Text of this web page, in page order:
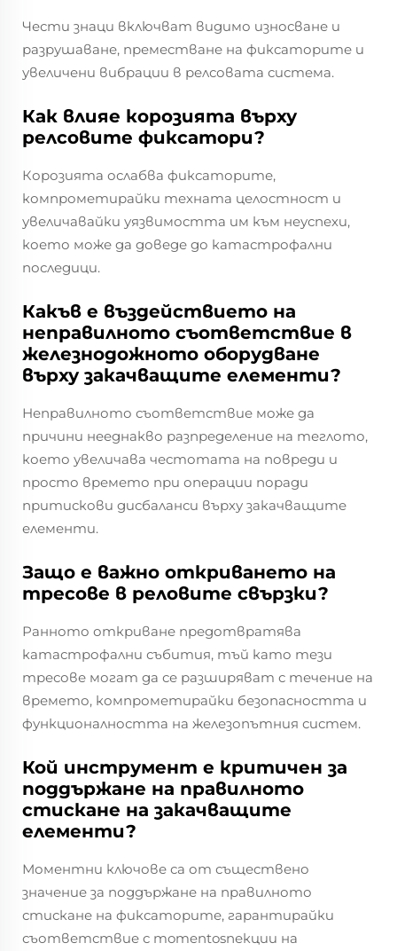
Чести знаци включват видимо износване и
разрушаване, преместване на фиксаторите и
увеличени вибрации в релсовата система.
Как влияе корозията върху
релсовите фиксатори?
Корозията ослабва фиксаторите,
компрометирайки техната целостност и
увеличавайки уязвимостта им към неуспехи,
което може да доведе до катастрофални
последици.
Какъв е въздействието на
неправилното съответствие в
железнодожното оборудване
върху закачващите елементи?
Неправилното съответствие може да
причини нееднакво разпределение на теглото,
което увеличава честотата на повреди и
просто времето при операции поради
притискови дисбаланси върху закачващите
елементи.
Защо е важно откриването на
тресове в реловите свързки?
Ранното откриване предотвратява
катастрофални събития, тъй като тези
тресове могат да се разширяват с течение на
времето, компрометирайки безопасността и
функционалността на железопътния систем.
Кой инструмент е критичен за
поддържане на правилното
стискане на закачващите
елементи?
Моментни ключове са от съществено
значение за поддържане на правилното
стискане на фиксаторите, гарантирайки
съответствие с momentosпекции на